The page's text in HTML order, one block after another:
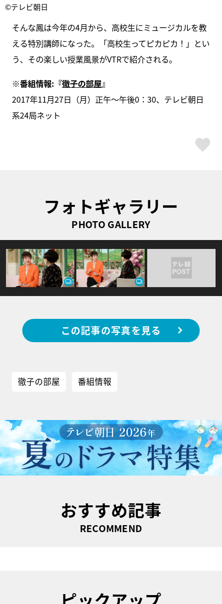
©テレビ朝日
そんな鳳は今年の4月から、高校生にミュージカルを教
える特別講師になった。「高校生ってピカピカ！」とい
う、その楽しい授業風景がVTRで紹介される。
※番組情報: 『徹子の部屋』
2017年11月27日（月）正午～午後0：30、テレビ朝日
系24局ネット
フォトギャラリー
PHOTO GALLERY
この記事の写真を見る
徹子の部屋 番組情報
おすすめ記事
RECOMMEND